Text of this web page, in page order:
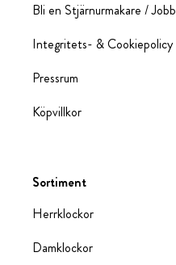
Bli en Stjärnurmakare / Jobb
Integritets- & Cookiepolicy
Pressrum
Köpvillkor
Sortiment
Herrklockor
Damklockor